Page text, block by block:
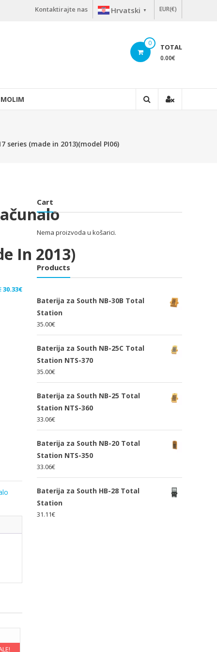
Kontaktirajte nas Hrvatski ▼ EUR(€)
0 TOTAL
0.00€
series (made in 2013)(model PI06)
In 2013)
Izvorna
30.33€Trenutna
cijena
30.33€.
Cart
Nema proizvoda u košarici.
Products
Baterija za South NB-30B Total
Station
35.00€
Baterija za South NB-25C Total
Station NTS-370
35.00€
Baterija za South NB-25 Total
Station NTS-360
33.06€
Baterija za South NB-20 Total
Station NTS-350
33.06€
Baterija za South HB-28 Total
Station
31.11€